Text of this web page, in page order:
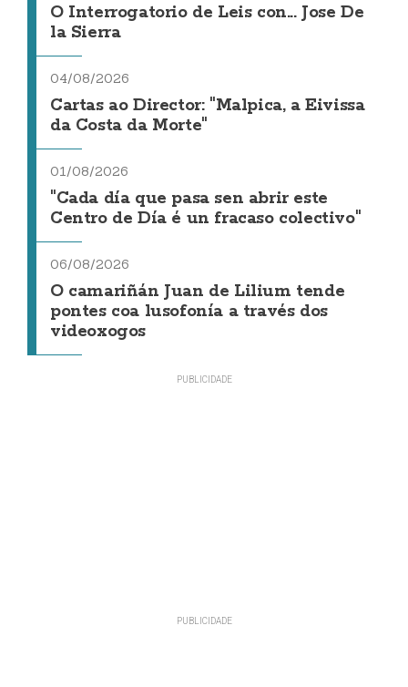
O Interrogatorio de Leis con... Jose De
la Sierra
04/08/2026
Cartas ao Director: "Malpica, a Eivissa
da Costa da Morte"
01/08/2026
"Cada día que pasa sen abrir este
Centro de Día é un fracaso colectivo"
06/08/2026
O camariñán Juan de Lilium tende
pontes coa lusofonía a través dos
videoxogos